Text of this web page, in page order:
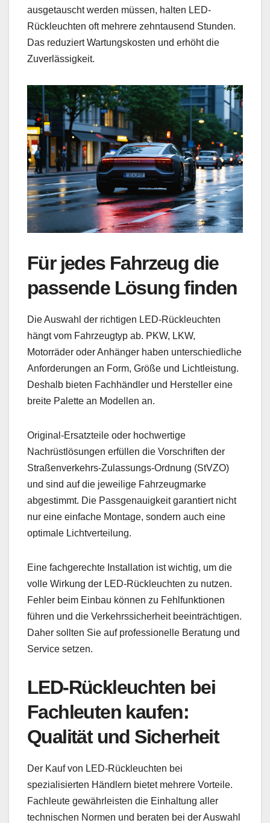
ausgetauscht werden müssen, halten LED-
Rückleuchten oft mehrere zehntausend Stunden.
Das reduziert Wartungskosten und erhöht die
Zuverlässigkeit.
Für jedes Fahrzeug die
passende Lösung finden
Die Auswahl der richtigen LED-Rückleuchten
hängt vom Fahrzeugtyp ab. PKW, LKW,
Motorräder oder Anhänger haben unterschiedliche
Anforderungen an Form, Größe und Lichtleistung.
Deshalb bieten Fachhändler und Hersteller eine
breite Palette an Modellen an.
Original-Ersatzteile oder hochwertige
Nachrüstlösungen erfüllen die Vorschriften der
Straßenverkehrs-Zulassungs-Ordnung (StVZO)
und sind auf die jeweilige Fahrzeugmarke
abgestimmt. Die Passgenauigkeit garantiert nicht
nur eine einfache Montage, sondern auch eine
optimale Lichtverteilung.
Eine fachgerechte Installation ist wichtig, um die
volle Wirkung der LED-Rückleuchten zu nutzen.
Fehler beim Einbau können zu Fehlfunktionen
führen und die Verkehrssicherheit beeinträchtigen.
Daher sollten Sie auf professionelle Beratung und
Service setzen.
LED-Rückleuchten bei
Fachleuten kaufen:
Qualität und Sicherheit
Der Kauf von LED-Rückleuchten bei
spezialisierten Händlern bietet mehrere Vorteile.
Fachleute gewährleisten die Einhaltung aller
technischen Normen und beraten bei der Auswahl